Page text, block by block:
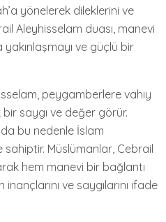
yönelerek dileklerini ve
Aleyhisselam duası, manevi
yakınlaşmayı ve güçlü bir
peygamberlere vahiy
saygı ve değer görür.
bu nedenle İslam
Müslümanlar, Cebrail
hem manevi bir bağlantı
ve saygılarını ifade